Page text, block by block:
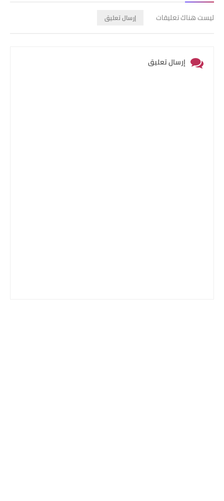
ليست هناك تعليقات إرسال تعليق
إرسال تعليق